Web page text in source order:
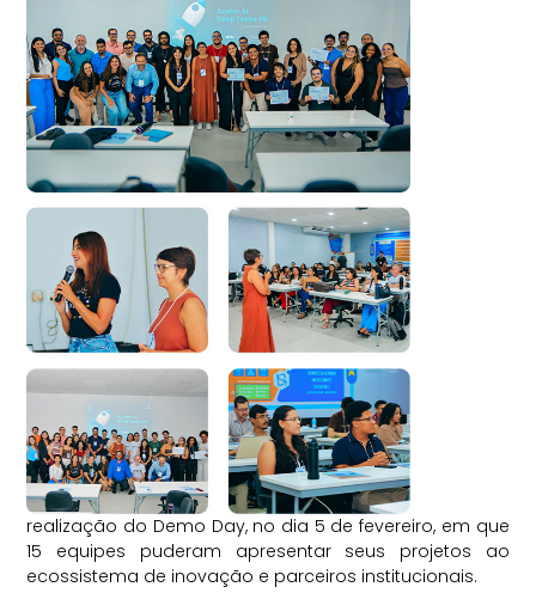
realização do Demo Day, no dia 5 de fevereiro, em que
15 equipes puderam apresentar seus projetos ao
ecossistema de inovação e parceiros institucionais.